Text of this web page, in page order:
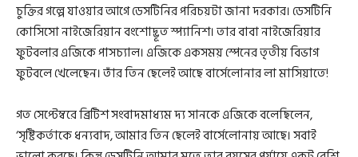
চুক্তির গল্পে যাওয়ার আগে ডেসটিনির পরিচয়টা জানা দরকার। ডেসটিনি
কোসিসো নাইজেরিয়ান বংশোদ্ভূত স্প্যানিশ। তার বাবা নাইজেরিয়ার
ফুটবলার এজিকে পাসচ্যাল। এজিকে একসময় স্পেনের তৃতীয় বিভাগ
ফুটবলে খেলেছেন। তাঁর তিন ছেলেই আছে বার্সেলোনার লা মাসিয়াতে!
গত সেপ্টেম্বরে ব্রিটিশ সংবাদমাধ্যম দ্য সানকে এজিকে বলেছিলেন,
‘সৃষ্টিকর্তাকে ধন্যবাদ, আমার তিন ছেলেই বার্সেলোনায় আছে। সবাই